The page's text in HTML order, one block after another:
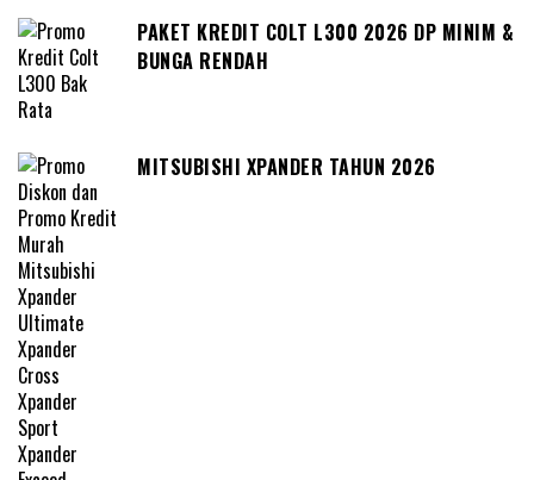
PAKET KREDIT COLT L300 2026 DP MINIM &
BUNGA RENDAH
MITSUBISHI XPANDER TAHUN 2026